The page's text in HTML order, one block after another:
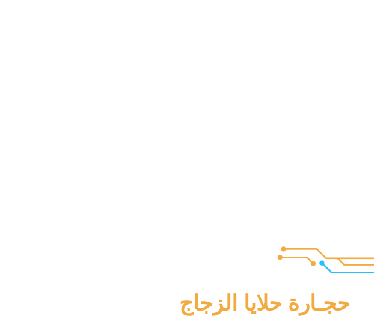
حجـارة حلايا الزجاج